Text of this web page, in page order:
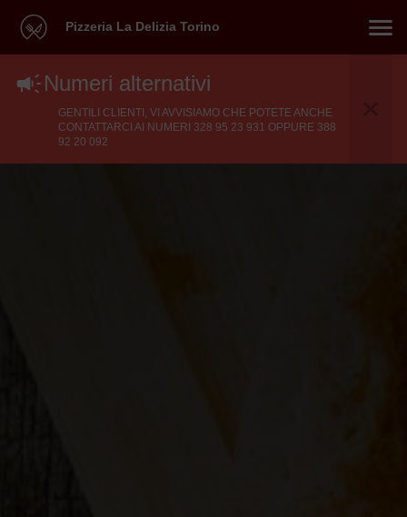
Pizzeria La Delizia Torino
Numeri alternativi
GENTILI CLIENTI, VI AVVISIAMO CHE POTETE ANCHE
CONTATTARCI AI NUMERI 328 95 23 931 OPPURE 388
92 20 092